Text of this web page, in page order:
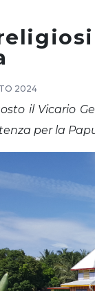
2024
il Vicario
per la